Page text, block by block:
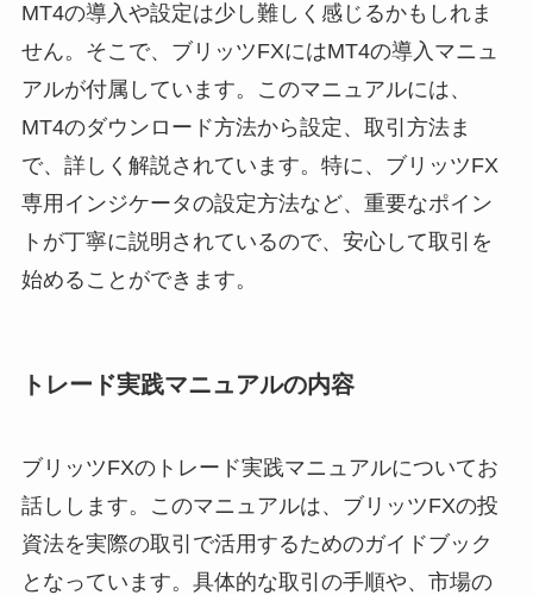
MT4の導入や設定は少し難しく感じるかもしれま
せん。そこで、ブリッツFXにはMT4の導入マニュ
アルが付属しています。このマニュアルには、
MT4のダウンロード方法から設定、取引方法ま
で、詳しく解説されています。特に、ブリッツFX
専用インジケータの設定方法など、重要なポイン
トが丁寧に説明されているので、安心して取引を
始めることができます。
トレード実践マニュアルの内容
ブリッツFXのトレード実践マニュアルについてお
話しします。このマニュアルは、ブリッツFXの投
資法を実際の取引で活用するためのガイドブック
となっています。具体的な取引の手順や、市場の